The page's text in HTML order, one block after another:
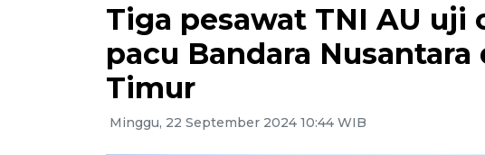
Tiga pesawat TNI AU uji
pacu Bandara
Timur
Minggu, 22 September 2024 10:44 WIB